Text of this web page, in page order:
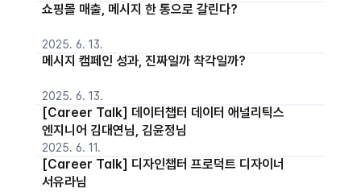
쇼핑몰 매출, 메시지 한 통으로 갈린다?
2025. 6. 13.
메시지 캠페인 성과, 진짜일까 착각일까?
2025. 6. 13.
[Career Talk] 데이터챕터 데이터 애널리틱스
엔지니어 김대연님, 김윤정님
2025. 6. 11.
[Career Talk] 디자인챕터 프로덕트 디자이너
서유라님